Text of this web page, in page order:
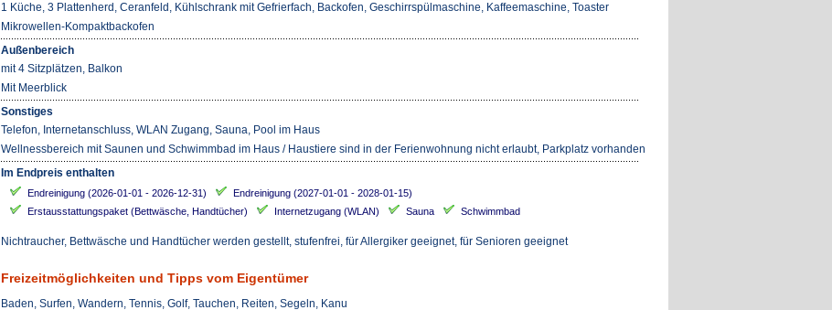
1 Küche, 3 Plattenherd, Ceranfeld, Kühlschrank mit Gefrierfach, Backofen, Geschirrspülmaschine, Kaffeemaschine, Toaster
Mikrowellen-Kompaktbackofen
Außenbereich
mit 4 Sitzplätzen, Balkon
Mit Meerblick
Sonstiges
Telefon, Internetanschluss, WLAN Zugang, Sauna, Pool im Haus
Wellnessbereich mit Saunen und Schwimmbad im Haus / Haustiere sind in der Ferienwohnung nicht erlaubt, Parkplatz vorhanden
Im Endpreis enthalten
Endreinigung (2026-01-01 - 2026-12-31)
Endreinigung (2027-01-01 - 2028-01-15)
Erstausstattungspaket (Bettwäsche, Handtücher)
Internetzugang (WLAN) Sauna Schwimmbad
Nichtraucher, Bettwäsche und Handtücher werden gestellt, stufenfrei, für Allergiker geeignet, für Senioren geeignet
Freizeitmöglichkeiten und Tipps vom Eigentümer
Baden, Surfen, Wandern, Tennis, Golf, Tauchen, Reiten, Segeln, Kanu